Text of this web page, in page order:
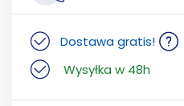
Dostawa gratis!
Wysyłka w 48h